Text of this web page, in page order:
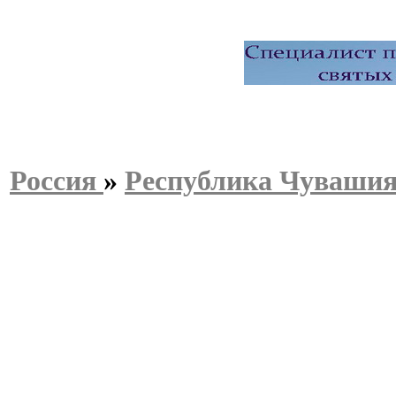
Россия » Республика